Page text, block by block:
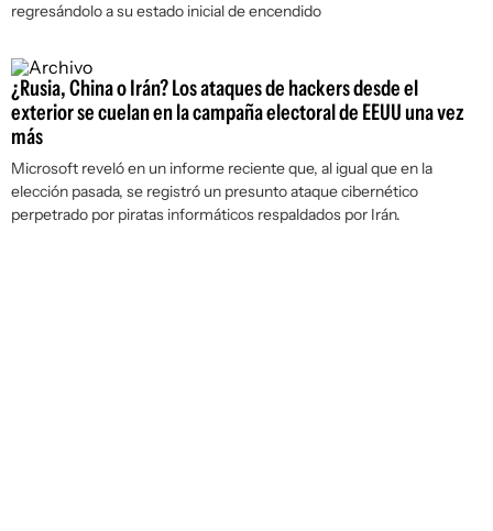
regresándolo a su estado inicial de encendido
¿Rusia, China o Irán? Los ataques de hackers desde el
exterior se cuelan en la campaña electoral de EEUU una vez
más
Microsoft reveló en un informe reciente que, al igual que en la
elección pasada, se registró un presunto ataque cibernético
perpetrado por piratas informáticos respaldados por Irán.